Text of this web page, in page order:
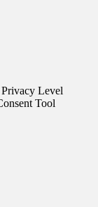
Privacy Level
Tool